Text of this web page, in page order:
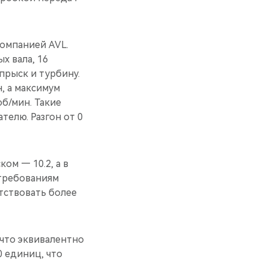
AVL.
вала, 16
и турбину.
а максимум
мин. Такие
Разгон от 0
— 10.2, а в
более
эквивалентно
единиц, что